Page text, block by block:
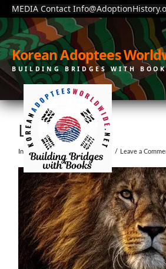
MEDIA Contact
Korean Adoptees
BUILDING BRIDGES WITH
LION-1
In by moonchain July 24, 2019 Leave a